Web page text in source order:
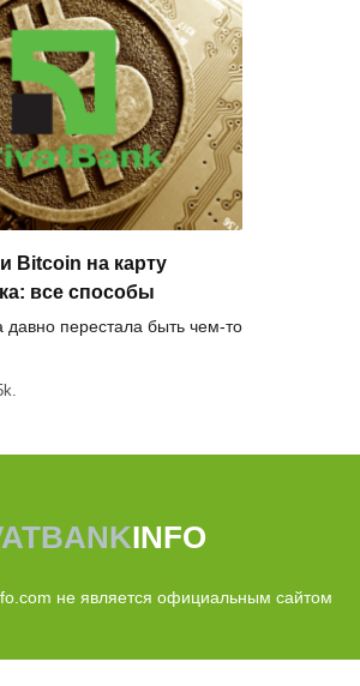
Bitcoin на карту
все способы
давно перестала быть чем-то
INFO
не является официальным сайтом